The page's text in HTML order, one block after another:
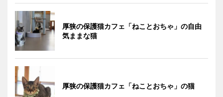
厚狭の保護猫カフェ「ねことおちゃ」の自由
気ままな猫
厚狭の保護猫カフェ「ねことおちゃ」の猫